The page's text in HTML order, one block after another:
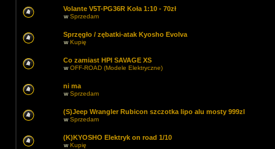
Volante V5T-PG36R Koła 1:10 - 70zł
wSprzedam
Sprzęgło / zębatki-atak Kyosho Evolva
wKupię
Co zamiast HPI SAVAGE XS
wOFF-ROAD (Modele Elektryczne)
ni ma
wSprzedam
(S)Jeep Wrangler Rubicon szczotka lipo alu mosty 999zl
wSprzedam
(K)KYOSHO Elektryk on road 1/10
wKupię